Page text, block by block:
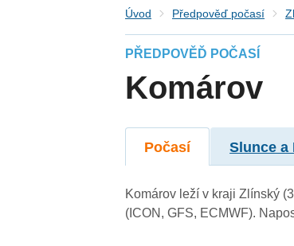
Úvod Předpověď počasí
PŘEDPOVĚĎ POČASÍ
Komárov
Počasí Slunce a
Komárov leží v kraji Zlínský
(ICON, GFS, ECMWF).